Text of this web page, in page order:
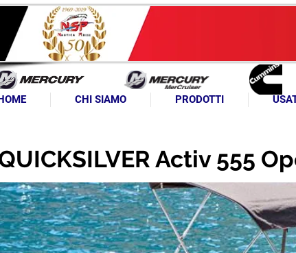
CHI SIAMO PRODOTTI
Activ 555